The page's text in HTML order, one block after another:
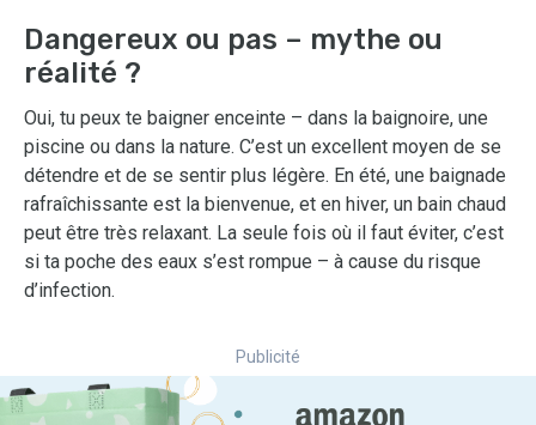
Dangereux ou pas – mythe ou
réalité ?
Oui, tu peux te baigner enceinte – dans la baignoire, une
piscine ou dans la nature. C’est un excellent moyen de se
détendre et de se sentir plus légère. En été, une baignade
rafraîchissante est la bienvenue, et en hiver, un bain chaud
peut être très relaxant. La seule fois où il faut éviter, c’est
si ta poche des eaux s’est rompue – à cause du risque
d’infection.
Publicité